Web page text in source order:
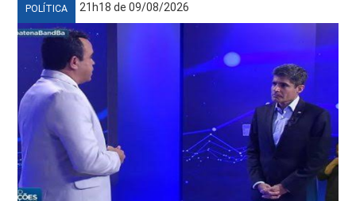
POLÍTICA 21h18 de 09/08/2026